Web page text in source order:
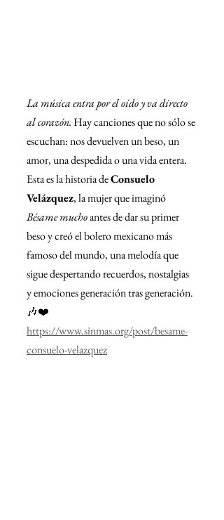
La música entra por el oído y va directo
al corazón. Hay canciones que no sólo se
escuchan: nos devuelven un beso, un
amor, una despedida o una vida entera.
Esta es la historia de Consuelo
Velázquez, la mujer que imaginó
Bésame mucho antes de dar su primer
beso y creó el bolero mexicano más
famoso del mundo, una melodía que
sigue despertando recuerdos, nostalgias
y emociones generación tras generación.
🎶❤️
https://www.sinmas.org/post/besame-
consuelo-velazquez